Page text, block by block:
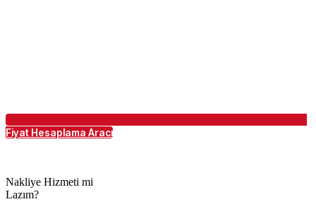
Fiyat Hesaplama Aracı
Nakliye Hizmeti mi
Lazım?